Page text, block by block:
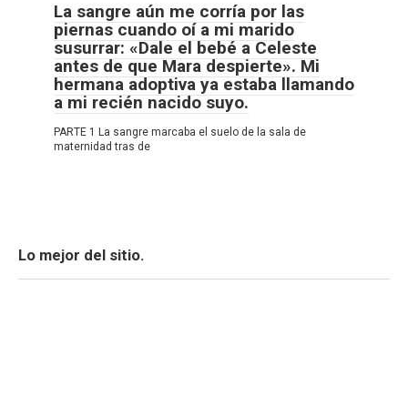
La sangre aún me corría por las
piernas cuando oí a mi marido
susurrar: «Dale el bebé a Celeste
antes de que Mara despierte». Mi
hermana adoptiva ya estaba llamando
a mi recién nacido suyo.
PARTE 1 La sangre marcaba el suelo de la sala de
maternidad tras de
Lo mejor del sitio.